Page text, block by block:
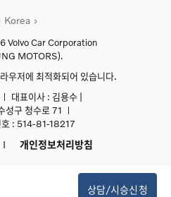
상담/시승신청
Korea
Volvo Car Corporation
MOTORS).
우저에 최적화되어 있습니다.
대표이사 : 김용수 |
성구 청수로 71 ㅣ
호 : 514-81-18217
개인정보처리방침